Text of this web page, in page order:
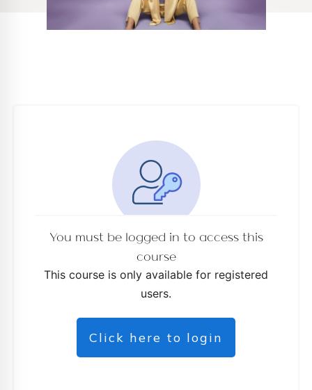
You must be logged in to access this
course
This course is only available for registered
users.
Click here to login